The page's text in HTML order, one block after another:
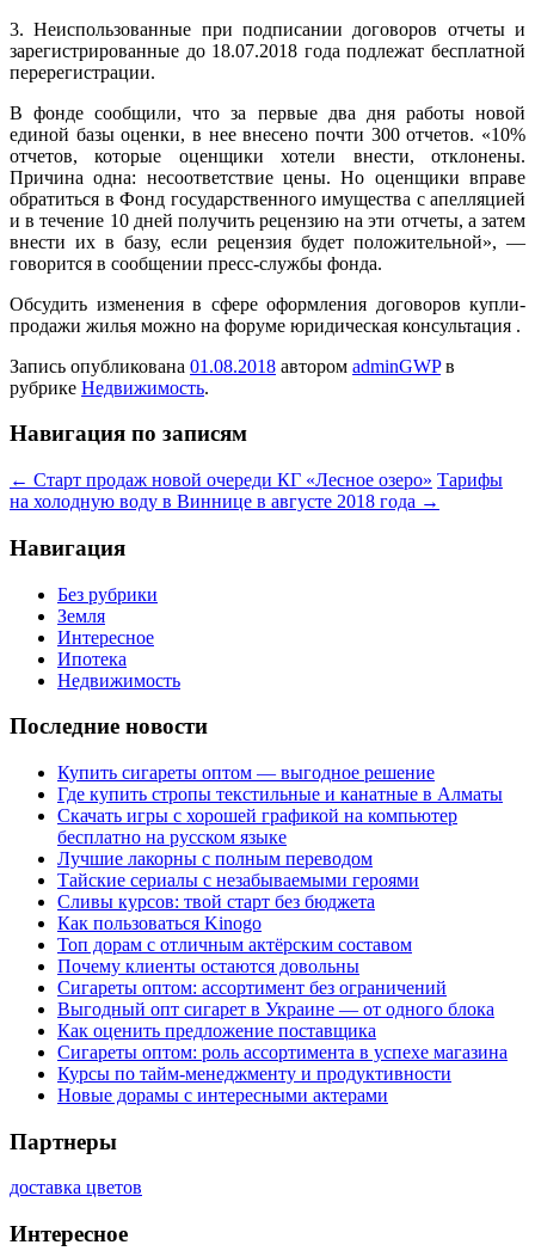
3. Неиспользованные при подписании договоров отчеты и
зарегистрированные до 18.07.2018 года подлежат бесплатной
перерегистрации.
В фонде сообщили, что за первые два дня работы новой
единой базы оценки, в нее внесено почти 300 отчетов. «10%
отчетов, которые оценщики хотели внести, отклонены.
Причина одна: несоответствие цены. Но оценщики вправе
обратиться в Фонд государственного имущества с апелляцией
и в течение 10 дней получить рецензию на эти отчеты, а затем
внести их в базу, если рецензия будет положительной», —
говорится в сообщении пресс-службы фонда.
Обсудить изменения в сфере оформления договоров купли-
продажи жилья можно на форуме юридическая консультация .
Запись опубликована 01.08.2018 автором adminGWPв
рубрике Недвижимость.
Навигация по записям
← Старт продаж новой очереди КГ «Лесное озеро» Тарифы
на холодную воду в Виннице в августе 2018 года →
Навигация
Без рубрики
Земля
Интересное
Ипотека
Недвижимость
Последние новости
Купить сигареты оптом — выгодное решение
Где купить стропы текстильные и канатные в Алматы
Скачать игры с хорошей графикой на компьютер
бесплатно на русском языке
Лучшие лакорны с полным переводом
Тайские сериалы с незабываемыми героями
Сливы курсов: твой старт без бюджета
Как пользоваться Kinogo
Топ дорам с отличным актёрским составом
Почему клиенты остаются довольны
Сигареты оптом: ассортимент без ограничений
Выгодный опт сигарет в Украине — от одного блока
Как оценить предложение поставщика
Сигареты оптом: роль ассортимента в успехе магазина
Курсы по тайм-менеджменту и продуктивности
Новые дорамы с интересными актерами
Партнеры
доставка цветов
Интересное